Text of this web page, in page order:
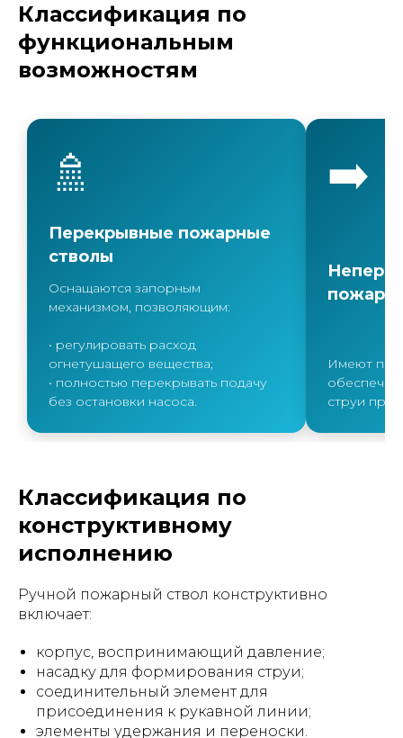
Классификация по
функциональным
возможностям
🚿
Перекрывные пожарные
стволы
Оснащаются запорным
механизмом, позволяющим:
• регулировать расход
огнетушащего вещества;
• полностью перекрывать подачу
без остановки насоса.
➡️
Имеют
струи при
Классификация по
конструктивному
исполнению
Ручной пожарный ствол конструктивно
включает:
корпус, воспринимающий давление;
насадку для формирования струи;
соединительный элемент для
присоединения к рукавной линии;
элементы удержания и переноски.